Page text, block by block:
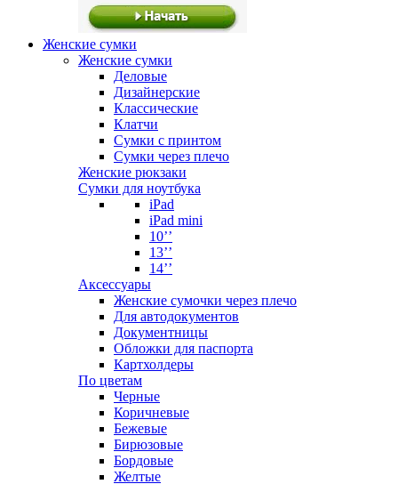
Женские сумки
Женские сумки
Деловые
Дизайнерские
Классические
Клатчи
Сумки с принтом
Сумки через плечо
Женские рюкзаки
Сумки для ноутбука
iPad
iPad mini
10’’
13’’
14’’
Аксессуары
Женские сумочки через плечо
Для автодокументов
Документницы
Обложки для паспорта
Картхолдеры
По цветам
Черные
Коричневые
Бежевые
Бирюзовые
Бордовые
Желтые